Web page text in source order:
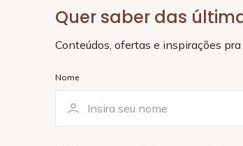
Quer saber das
Conteúdos, ofertas e inspirações
Nome